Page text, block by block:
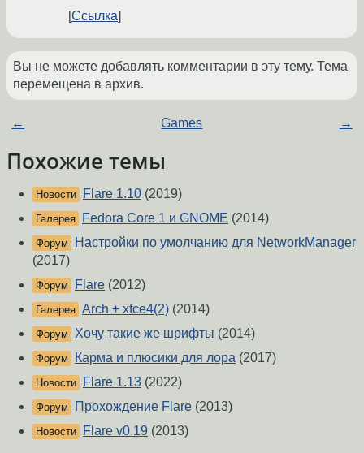
Ссылка
Вы не можете добавлять комментарии в эту тему. Тема
перемещена в архив.
← Games →
Похожие темы
Новости Flare 1.10 (2019)
Галерея Fedora Core 1 и GNOME (2014)
Форум
Настройки по умолчанию для NetworkManager
(2017)
Форум Flare (2012)
Галерея Arch + xfce4(2) (2014)
Форум Хочу такие же шрифты (2014)
Форум Карма и плюсики для лора (2017)
Новости Flare 1.13 (2022)
Форум Прохождение Flare (2013)
Новости Flare v0.19 (2013)